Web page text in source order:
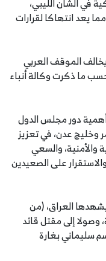
يعد انتهاكا لقرارات
الموقف العربي
ما ذكرت وكالة أنباء
دور مجلس الدول
وخليج عدن، في تعزيز
والأمنية، والسعي
على الصعيدين
العراق، (من
إلى مقتل قائد
سليماني بغارة